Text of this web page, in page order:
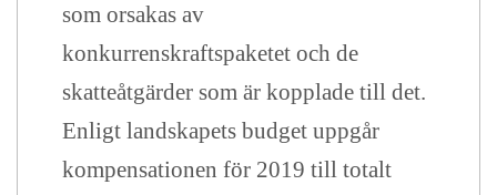
som orsakas av
konkurrenskraftspaketet och de
skatteåtgärder som är kopplade till det.
Enligt landskapets budget uppgår
kompensationen för 2019 till totalt